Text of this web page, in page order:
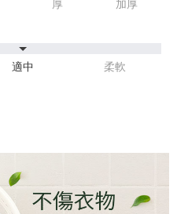
厚 加厚
適中 柔軟